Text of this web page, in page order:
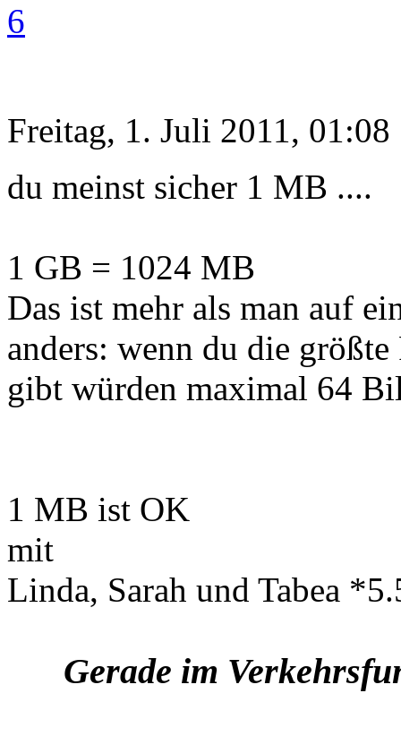
6
Freitag, 1. Juli 2011, 01:08
du meinst sicher 1 MB ....
1 GB = 1024 MB
Das ist mehr als man auf
anders: wenn du die
gibt würden maximal 64
1 MB ist OK
mit
Linda, Sarah und Tabea
Gerade im